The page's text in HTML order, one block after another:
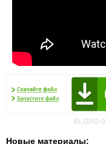
BLGPG-
Новые материалы: